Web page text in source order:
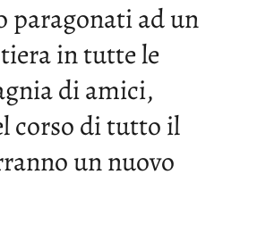
paragonati ad un
in tutte le
di amici,
corso di tutto il
un nuovo